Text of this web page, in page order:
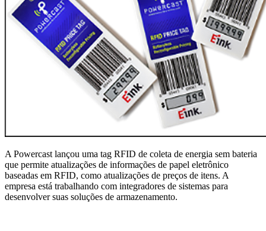
A Powercast lançou uma tag RFID de coleta de energia sem bateria
que permite atualizações de informações de papel eletrônico
baseadas em RFID, como atualizações de preços de itens. A
empresa está trabalhando com integradores de sistemas para
desenvolver suas soluções de armazenamento.